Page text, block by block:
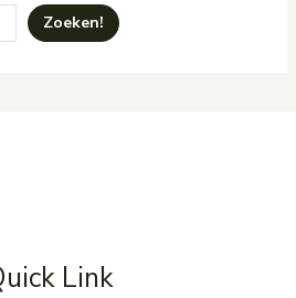
Zoeken!
Link